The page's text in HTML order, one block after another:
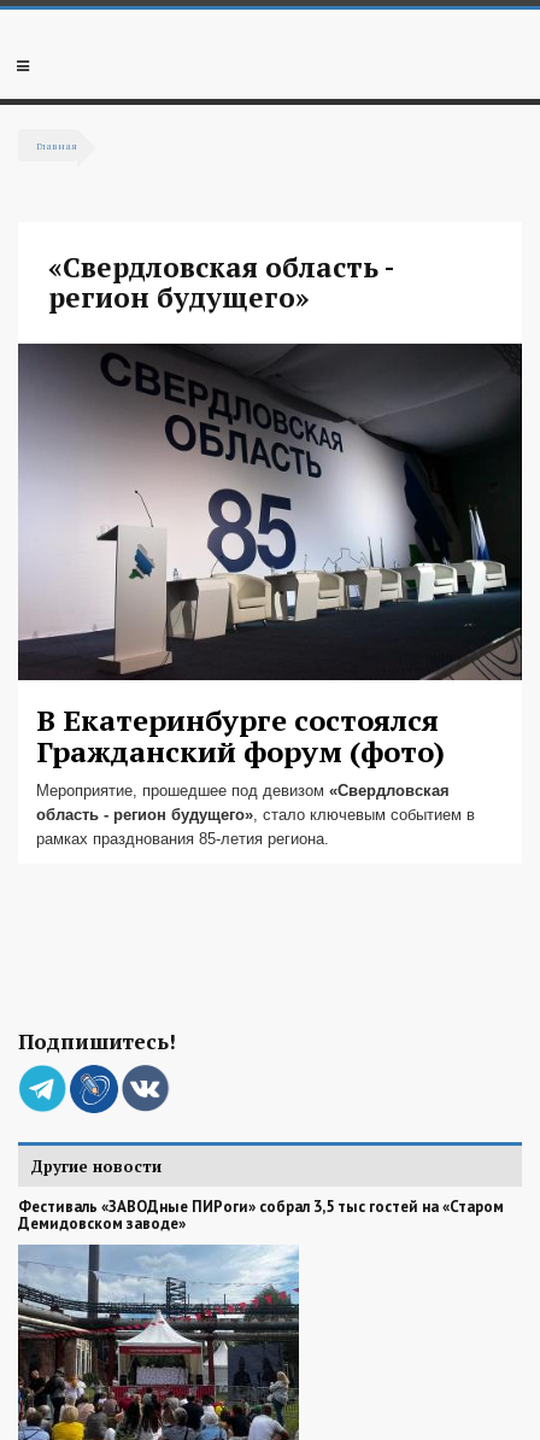
Перейти к основному содержанию
Мобильное
Главная
«Свердловская область -
регион будущего»
В Екатеринбурге состоялся
Гражданский форум (фото)
Мероприятие, прошедшее под девизом «Свердловская
область - регион будущего» , стало ключевым событием в
рамках празднования 85-летия региона.
Подпишитесь!
Другие новости
Фестиваль «ЗАВОДные ПИРоги» собрал 3,5 тыс гостей на «Старом
Демидовском заводе»